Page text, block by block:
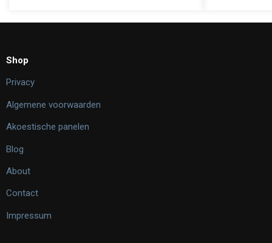
Shop
Privacy
Algemene voorwaarden
Akoestische panelen
Blog
About
Contact
Impressum